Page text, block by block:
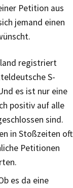
Petition aus
jemand einen
registriert
S-
es ist nur eine
positiv auf alle
sind.
in Stoßzeiten oft
Petitionen
es da eine